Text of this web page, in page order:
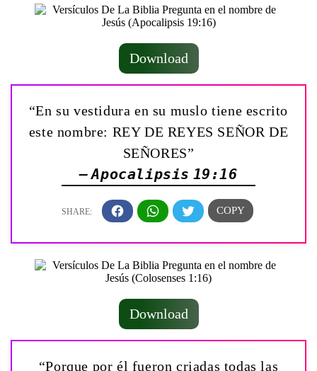
Download
“En su vestidura en su muslo tiene escrito
este nombre: REY DE REYES SEÑOR DE
SEÑORES”
— Apocalipsis 19:16
Download
“Porque por él fueron criadas todas las